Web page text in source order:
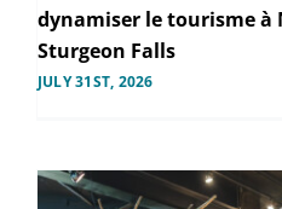
dynamiser le tourisme à
Sturgeon Falls
JULY 31ST, 2026